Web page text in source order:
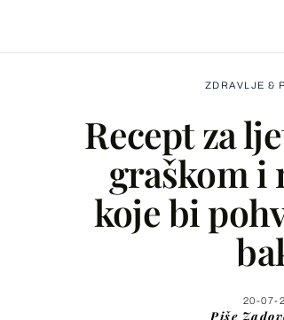
ZDRAVLJE &
Recept za
graškom i
koje bi
20-07-
Piše
Facebook